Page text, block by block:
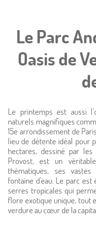
Le Parc
Oasis de
Le printemps est aussi
naturels magnifiques
15e arrondissement de
lieu de détente idéal pour
hectares, dessiné par
Provost, est un
thématiques, ses
fontaine d'eau. Le parc
serres tropicales qui
flore exotique unique, tout
verdure au cœur de la